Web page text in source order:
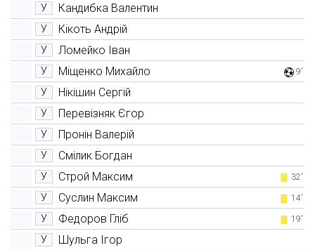
У Кандибка Валентин
У Кікоть Андрій
У Ломейко Іван
У Міщенко Михайло 9'
У Нікішин Сергій
У Перевізняк Єгор
У Пронін Валерій
У Смілик Богдан
У Строй Максим 32'
У Суслин Максим 14'
У Федоров Гліб 19'
У Шульга Ігор